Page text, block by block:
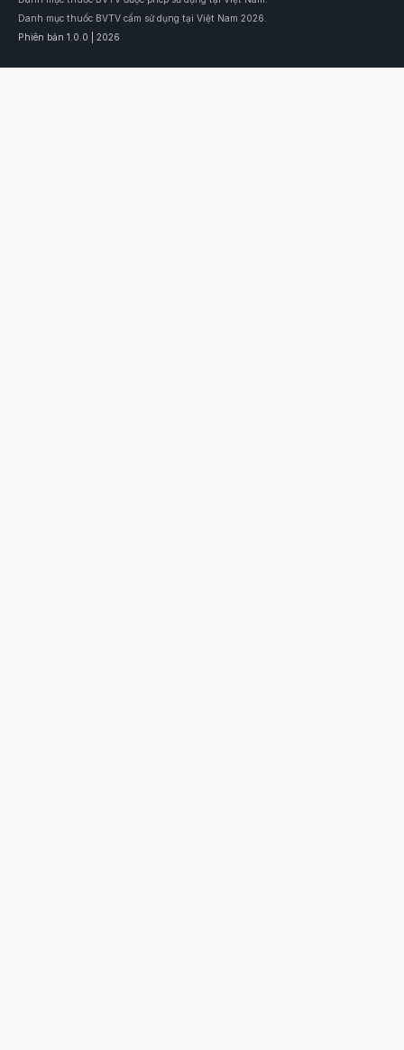
Danh mục thuốc BVTV cấm sử dụng tại Việt Nam 2026.
Phiên bản 1.0.0 | 2026